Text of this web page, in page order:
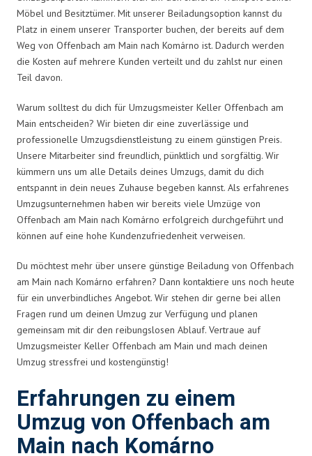
Möbel und Besitztümer. Mit unserer Beiladungsoption kannst du
Platz in einem unserer Transporter buchen, der bereits auf dem
Weg von Offenbach am Main nach Komárno ist. Dadurch werden
die Kosten auf mehrere Kunden verteilt und du zahlst nur einen
Teil davon.
Warum solltest du dich für Umzugsmeister Keller Offenbach am
Main entscheiden? Wir bieten dir eine zuverlässige und
professionelle Umzugsdienstleistung zu einem günstigen Preis.
Unsere Mitarbeiter sind freundlich, pünktlich und sorgfältig. Wir
kümmern uns um alle Details deines Umzugs, damit du dich
entspannt in dein neues Zuhause begeben kannst. Als erfahrenes
Umzugsunternehmen haben wir bereits viele Umzüge von
Offenbach am Main nach Komárno erfolgreich durchgeführt und
können auf eine hohe Kundenzufriedenheit verweisen.
Du möchtest mehr über unsere günstige Beiladung von Offenbach
am Main nach Komárno erfahren? Dann kontaktiere uns noch heute
für ein unverbindliches Angebot. Wir stehen dir gerne bei allen
Fragen rund um deinen Umzug zur Verfügung und planen
gemeinsam mit dir den reibungslosen Ablauf. Vertraue auf
Umzugsmeister Keller Offenbach am Main und mach deinen
Umzug stressfrei und kostengünstig!
Erfahrungen zu einem
Umzug von Offenbach am
Main nach Komárno